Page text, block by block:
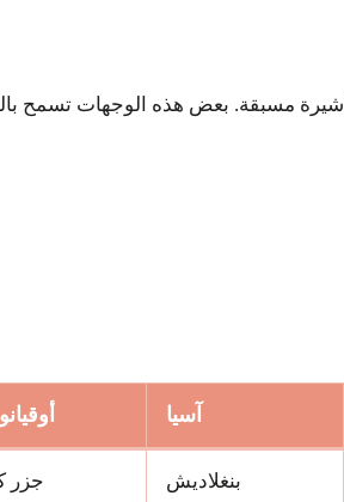
مسبقة. بعض هذه الوجهات تسمح
آسيا
بنغلاديش جزر